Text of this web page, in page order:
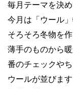
毎月テーマを決
今月は「ウール」
そろそろ冬物を
薄手のものから
番のチェックや
ウールが並びます